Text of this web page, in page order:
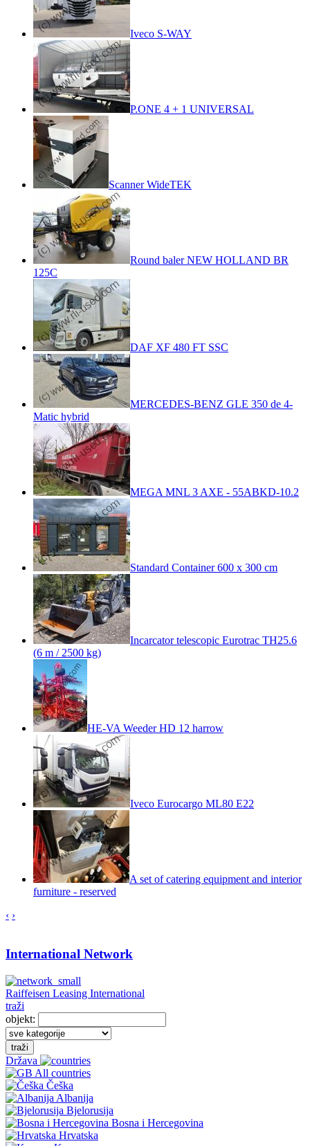
Iveco S-WAY
P.ONE 4 + 1 UNIVERSAL
Scanner WideTEK
Round baler NEW HOLLAND BR
125C
DAF XF 480 FT SSC
MERCEDES-BENZ GLE 350 de 4-
Matic hybrid
MEGA MNL 3 AXE - 55ABKD-10.2
Standard Container 600 x 300 cm
Incarcator telescopic Eurotrac TH25.6
(6 m / 2500 kg)
HE-VA Weeder HD 12 harrow
Iveco Eurocargo ML80 E22
A set of catering equipment and interior
furniture - reserved
‹ ›
International Network
Raiffeisen Leasing International
traži
objekt:
traži
Država
All countries
Češka
Albanija
Bjelorusija
Bosna i Hercegovina
Hrvatska